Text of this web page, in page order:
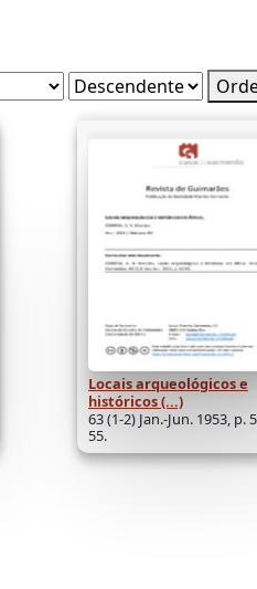
Locais arqueológicos e
históricos (...)
63 (1-2) Jan.-Jun. 1953, p.
55.